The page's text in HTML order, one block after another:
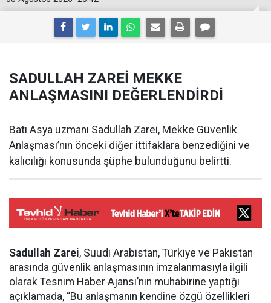
SADULLAH ZAREİ MEKKE
ANLAŞMASINI DEĞERLENDİRDİ
Batı Asya uzmanı Sadullah Zarei, Mekke Güvenlik
Anlaşması’nın önceki diğer ittifaklara benzediğini ve
kalıcılığı konusunda şüphe bulunduğunu belirtti.
Sadullah Zarei, Suudi Arabistan, Türkiye ve Pakistan
arasında güvenlik anlaşmasının imzalanmasıyla ilgili
olarak Tesnim Haber Ajansı’nın muhabirine yaptığı
açıklamada, “Bu anlaşmanın kendine özgü özellikleri